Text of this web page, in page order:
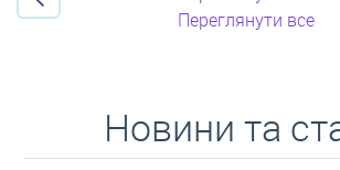
Переглянути все
Новини та